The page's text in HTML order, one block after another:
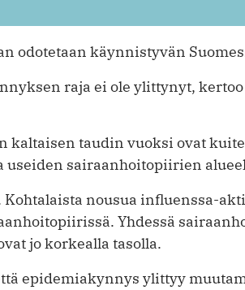
odotetaan käynnistyvän
raja ei ole ylittynyt,
kaltaisen taudin vuoksi ovat
useiden sairaanhoitopiirien
Kohtalaista nousua influenssa-
Yhdessä
jo korkealla tasolla.
epidemiakynnys ylittyy